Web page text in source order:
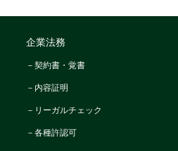
企業法務
－契約書・覚書
－内容証明
－リーガルチェック
－会社設立